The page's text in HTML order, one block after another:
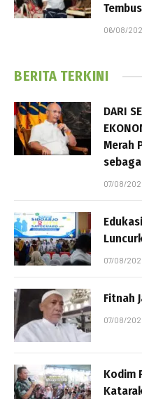
06/08/
BERITA TERKINI
DARI
Merah
07/08/
07/08/
Fitnah
07/08/
Kodim